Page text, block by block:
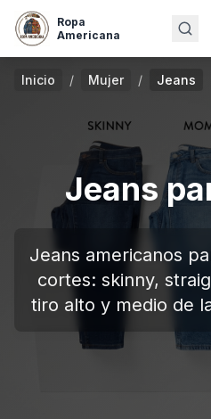
Ropa
Americana
Inicio / Mujer / Jeans
Jeans
Jeans americanos
cortes: skinny,
tiro alto y medio de